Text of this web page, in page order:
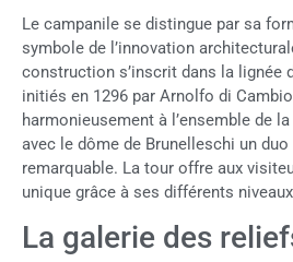
Le campanile se distingue par sa
symbole de l’innovation
construction s’inscrit dans la lignée
initiés en 1296 par Arnolfo di
harmonieusement à l’ensemble de
avec le dôme de Brunelleschi un duo
remarquable. La tour offre aux
unique grâce à ses différents
La galerie des